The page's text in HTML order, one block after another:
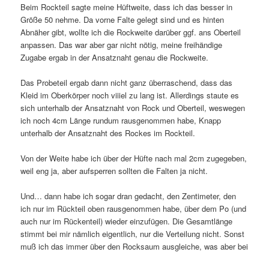
Beim Rockteil sagte meine Hüftweite, dass ich das besser in
Größe 50 nehme. Da vorne Falte gelegt sind und es hinten
Abnäher gibt, wollte ich die Rockweite darüber ggf. ans Oberteil
anpassen. Das war aber gar nicht nötig, meine freihändige
Zugabe ergab in der Ansatznaht genau die Rockweite.
Das Probeteil ergab dann nicht ganz überraschend, dass das
Kleid im Oberkörper noch viiiel zu lang ist. Allerdings staute es
sich unterhalb der Ansatznaht von Rock und Oberteil, weswegen
ich noch 4cm Länge rundum rausgenommen habe, Knapp
unterhalb der Ansatznaht des Rockes im Rockteil.
Von der Weite habe ich über der Hüfte nach mal 2cm zugegeben,
weil eng ja, aber aufsperren sollten die Falten ja nicht.
Und… dann habe ich sogar dran gedacht, den Zentimeter, den
ich nur im Rückteil oben rausgenommen habe, über dem Po (und
auch nur im Rückenteil) wieder einzufügen. Die Gesamtlänge
stimmt bei mir nämlich eigentlich, nur die Verteilung nicht. Sonst
muß ich das immer über den Rocksaum ausgleiche, was aber bei